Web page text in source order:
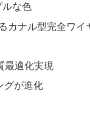
ルな色
カナル型完全ワイ
最適化実現
グが進化